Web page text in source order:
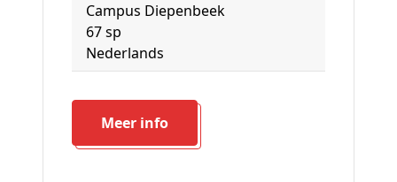
Campus Diepenbeek
67 sp
Nederlands
Meer info